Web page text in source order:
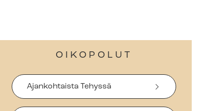
OIKOPOLUT
Ajankohtaista Tehyssä